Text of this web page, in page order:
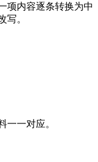
项内容逐条转换为中
写。
一一对应。